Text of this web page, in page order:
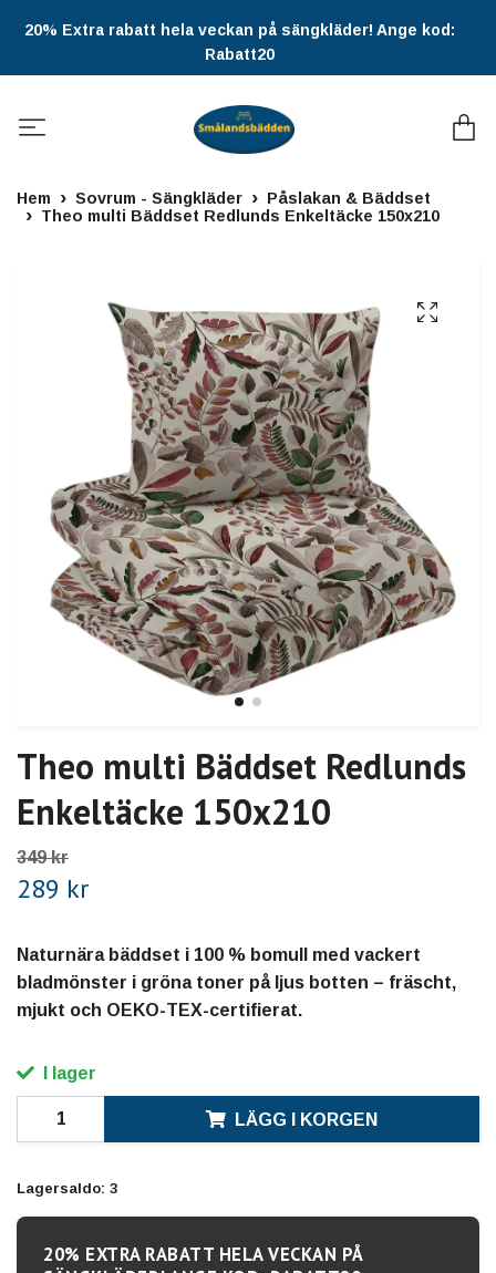
20% Extra rabatt hela veckan på sängkläder! Ange kod:
Rabatt20
Hem Sovrum - Sängkläder
Påslakan & Bäddset
Theo multi Bäddset Redlunds Enkeltäcke 150x210
Theo multi Bäddset Redlunds
Enkeltäcke 150x210
349 kr
289 kr
Naturnära bäddset i 100 % bomull med vackert
bladmönster i gröna toner på ljus botten – fräscht,
mjukt och OEKO-TEX-certifierat.
I lager
LÄGG I KORGEN
Lagersaldo: 3
20% EXTRA RABATT HELA VECKAN PÅ